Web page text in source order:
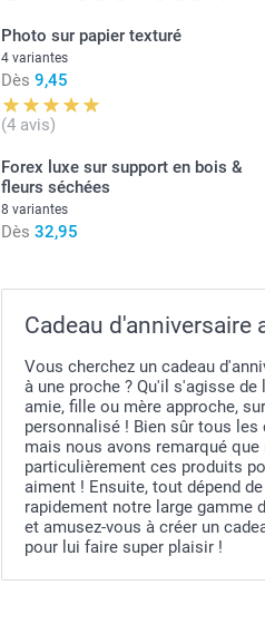
Photo sur papier texturé
4 variantes
Dès 9,45
(4 avis)
Forex luxe sur support en bois &
fleurs séchées
8 variantes
Dès 32,95
Cadeau d'anniversaire
Vous cherchez un cadeau
à une proche ? Qu'il s'agisse
amie, fille ou mère approche,
personnalisé ! Bien sûr tous les
mais nous avons remarqué
particulièrement ces produits
aiment ! Ensuite, tout dépend
rapidement notre large gamme
et amusez-vous à créer un
pour lui faire super plaisir !